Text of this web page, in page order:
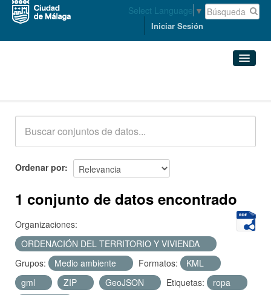
Select Language ▼
Iniciar Sesión
Acerca de
Ordenar por
1 conjunto de datos encontrado
Organizaciones:
ORDENACIÓN DEL TERRITORIO Y VIVIENDA
Grupos:
Medio ambiente Formatos:
KML
gml
ZIP GeoJSON Etiquetas:
ropa